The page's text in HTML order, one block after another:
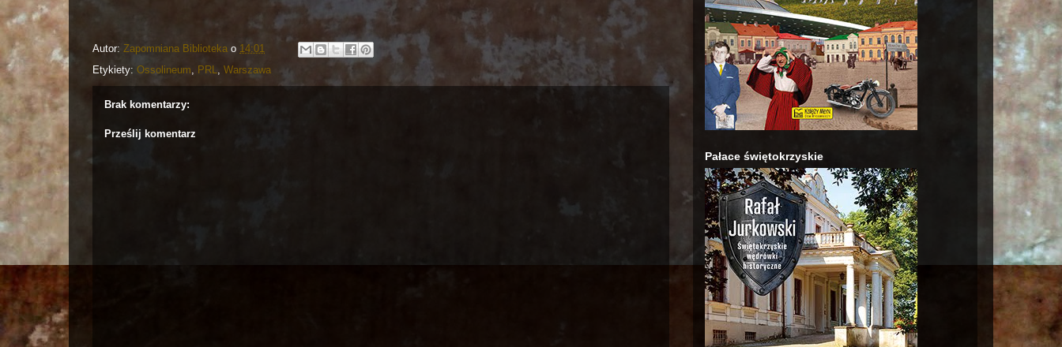
Autor: Zapomniana Biblioteka o 14:01
Etykiety: Ossolineum PRL Warszawa
Brak komentarzy:
Prześlij komentarz
Pałace świętokrzyskie